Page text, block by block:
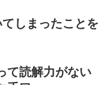
しまったことを
て読解力がない